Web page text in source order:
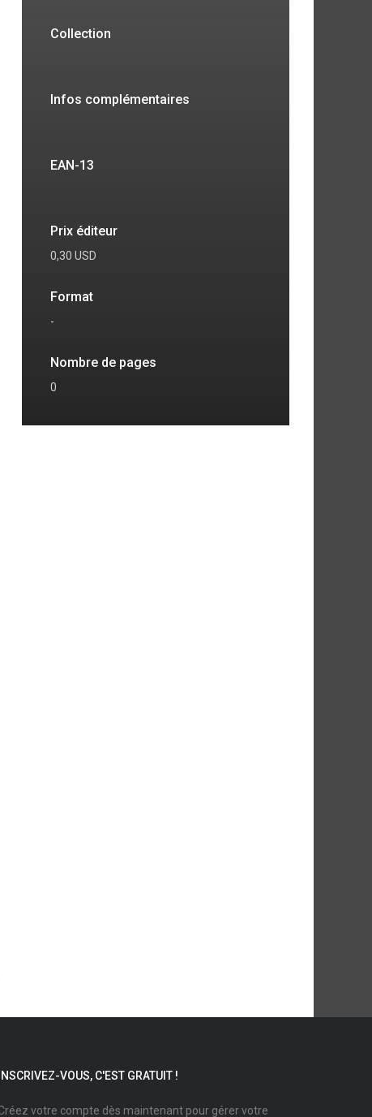
Collection
Infos complémentaires
EAN-13
Prix éditeur
0,30 USD
Format
-
Nombre de pages
0
INSCRIVEZ-VOUS, C'EST GRATUIT !
votre compte dès maintenant pour gérer votre